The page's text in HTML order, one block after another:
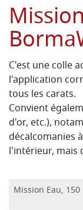
C'est une colle
l'application
tous les carats.
Convient
d'or, etc.),
décalcomanies
l'intérieur, mais
Mission Eau,